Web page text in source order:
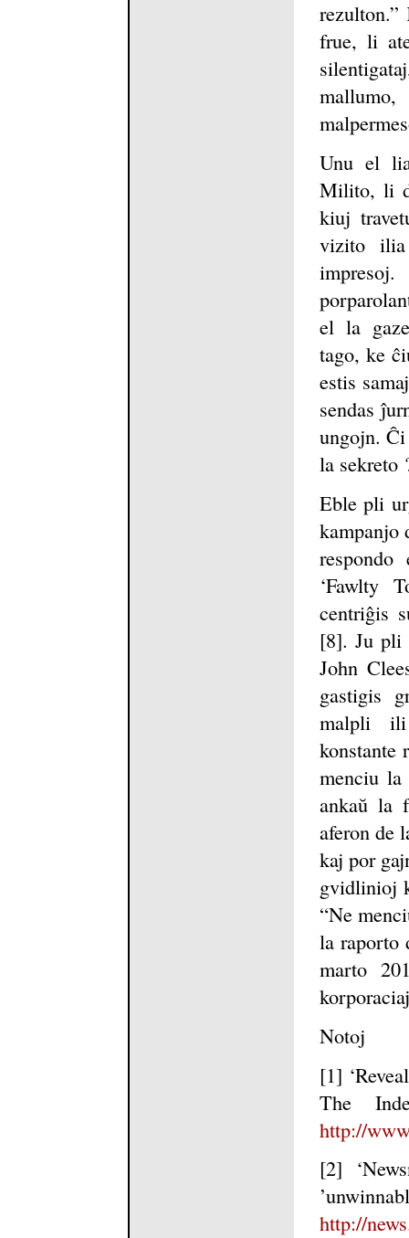
frue, li
Unu el
Milito, li
kiuj
vizito
el la
tago, ke
estis
sendas
ungojn.
la sekreto
Eble pli
kampanjo
‘Fawlty
centriĝis
[8]. Ju pli
John
gastigis
malpli
konstante
menciu
ankaŭ la
aferon de
kaj por
gvidlinioj
“Ne
la raporto
marto
Notoj
[1]
The
http://
[2]
http://